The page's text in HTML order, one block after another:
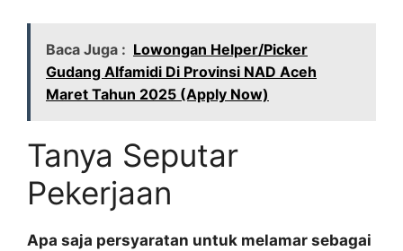
Baca Juga : Lowongan Helper/Picker
Gudang Alfamidi Di Provinsi NAD Aceh
Maret Tahun 2025 (Apply Now)
Tanya Seputar
Pekerjaan
Apa saja persyaratan untuk melamar sebagai